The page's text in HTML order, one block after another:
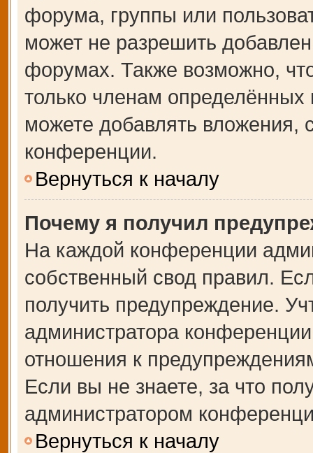
форума, группы или
может не разрешить
форумах. Также возможно,
только членам
можете добавлять вложения,
конференции.
Вернуться к началу
Почему я получил
На каждой конференции
собственный свод правил.
получить предупреждение.
администратора
отношения к
Если вы не знаете, за что
администратором
Вернуться к началу